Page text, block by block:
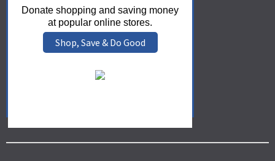
Donate shopping and saving money
at popular online stores.
Shop, Save & Do Good